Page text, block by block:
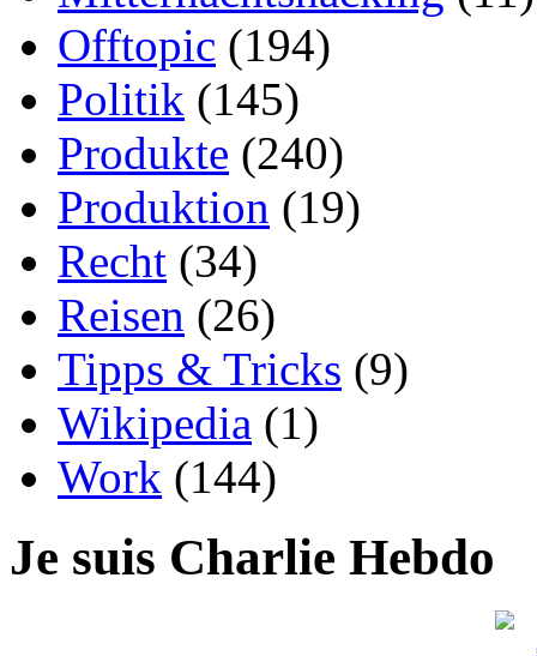
Offtopic (194)
Politik (145)
Produkte (240)
Produktion (19)
Recht (34)
Reisen (26)
Tipps & Tricks (9)
Wikipedia (1)
Work (144)
Je suis Charlie Hebdo